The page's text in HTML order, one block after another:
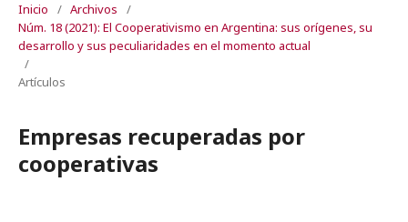
Inicio / Archivos
/
Núm. 18 (2021): El Cooperativismo en Argentina: sus orígenes, su
desarrollo y sus peculiaridades en el momento actual
/
Artículos
Empresas recuperadas por
cooperativas